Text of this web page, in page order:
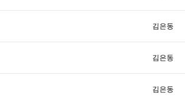
김은동
김은동
김은동